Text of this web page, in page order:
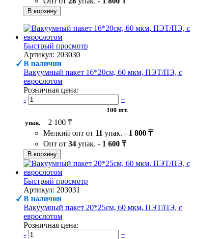
В корзину
Быстрый просмотр
Артикул: 203030
В наличии
Вакуумный пакет 16*20см, 60 мкм, ПЭТ/ПЭ, с
еврослотом
Розничная цена:
-
+
100 шт.
упак.
2 100 ₸
Мелкий опт от 11 упак. - 1 800 ₸
Опт от 34 упак. - 1 600 ₸
В корзину
Быстрый просмотр
Артикул: 203031
В наличии
Вакуумный пакет 20*25см, 60 мкм, ПЭТ/ПЭ, с
еврослотом
Розничная цена:
-
+